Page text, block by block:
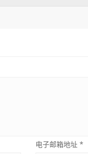
电子邮箱地址 *